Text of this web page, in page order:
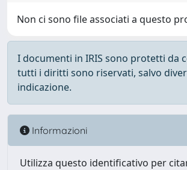
Non ci sono file associati a questo
I documenti in IRIS sono protetti da
tutti i diritti sono riservati, salvo
indicazione.
Informazioni
Utilizza questo identificativo per